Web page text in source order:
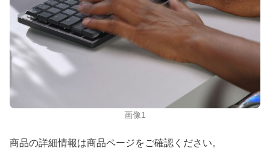
画像1
商品の詳細情報は商品ページをご確認ください。